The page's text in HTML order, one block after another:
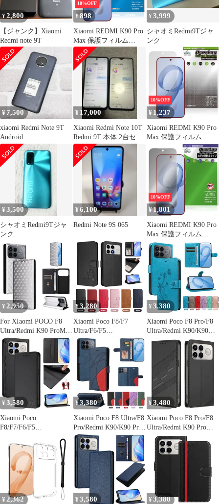
¥2,800
【ジャンク】Xiaomi
Redmi note 9T
10%OFF
¥ 898
Xiaomi REDMI K90 Pro
Max 保護フィルム
OverLay Eye Protector
for シャオミー レドミ
液晶保護 目に優しい ブ
ルーライトカット
¥3,999
シャオミRedmi9Tジャ
ンク
¥ 7,500
xiaomi Redmi Note 9T
Android
¥ 17,000
Xiaomi Redmi Note 10T
Redmi 9T 本体 2台セッ
ト
10%OFF
¥ 1,237
Xiaomi REDMI K90 Pro
Max 保護フィルム
OverLay Brilliant
Premium for シャオミー
レドミ 液晶保護 黒が引
き締まる 高光沢 AR 反
射低減
¥3,500
シャオミRedmi9Tジャ
ンク
¥6,100
Redmi Note 9S 065
10%OFF
¥1,801
Xiaomi REDMI K90 Pro
Max 保護フィルム
OverLay Secret for シャ
オミー レドミ 液晶保護
プライバシーフィルタ
ー 覗き見防止
¥ 2,950
For XIaomi POCO F8
Ultra/Redmi K90 ProMax
ケース 手帳型 カバー
財布型 皮革磁性 カバー
耐衝撃 全面保護 カード
収納 レ着 ザー カード
ポケット 手作り スタン
ド機能付き マグネット
吸 (ホワイト)
¥3,280
Xiaomi Poco F8/F7
Ultra/F6/F5
Pro/F3/Redmi K90 Pro
Max 用 RFIDシールド
付きフリップウォレッ
¥ 3,380
Xiaomi Poco F8 Pro/F8
Ultra/Redmi K90/K90
Pro Max 用 蝶の花柄ウ
ォレットバッグ
¥ 3,580
Xiaomi Poco
F8/F7/F6/F5
Max 用 マグネット式高
級レザー財布型スマホ
ケース
¥3,380
Xiaomi Poco F8 Ultra/F8
Pro/Redmi K90/K90 Pro
Max 用 マグネット式財
布型レザーケース
¥3,480
Xiaomi Poco F8 Pro/F8
Ultra/Redmi K90 Pro
Max 用 高級盗難防止レ
ザーケース
¥ 2,362 ¥ 3,580 ¥ 3,380